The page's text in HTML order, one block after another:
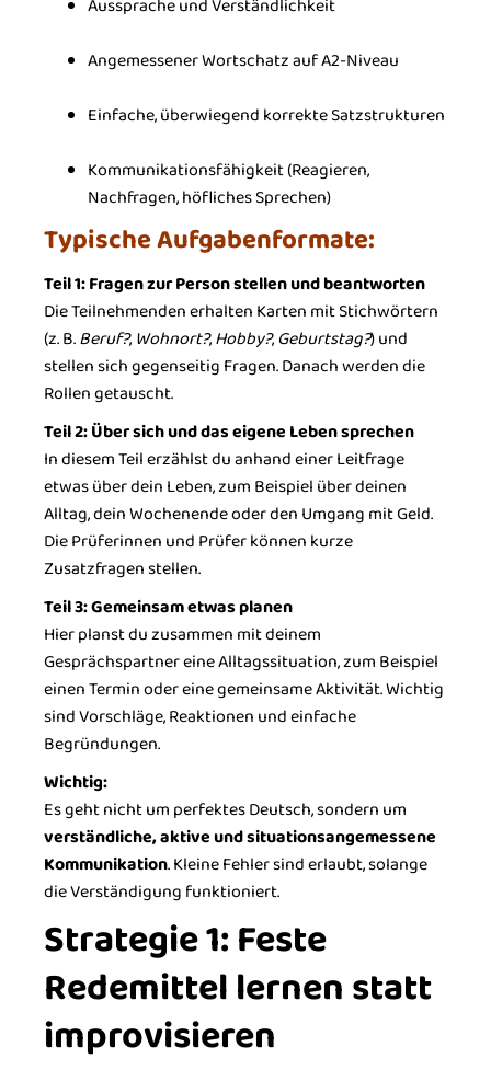
Aussprache und Verständlichkeit
Angemessener Wortschatz auf A2-Niveau
Einfache, überwiegend korrekte Satzstrukturen
Kommunikationsfähigkeit (Reagieren,
Nachfragen, höfliches Sprechen)
Typische Aufgabenformate:
Teil 1: Fragen zur Person stellen und beantworten
Die Teilnehmenden erhalten Karten mit Stichwörtern
(z. B.Beruf?, Wohnort?,Hobby?,Geburtstag?) und
stellen sich gegenseitig Fragen. Danach werden die
Rollen getauscht.
Teil 2: Über sich und das eigene Leben sprechen
In diesem Teil erzählst du anhand einer Leitfrage
etwas über dein Leben, zum Beispiel über deinen
Alltag, dein Wochenende oder den Umgang mit Geld.
Die Prüferinnen und Prüfer können kurze
Zusatzfragen stellen.
Teil 3: Gemeinsam etwas planen
Hier planst du zusammen mit deinem
Gesprächspartner eine Alltagssituation, zum Beispiel
einen Termin oder eine gemeinsame Aktivität. Wichtig
sind Vorschläge, Reaktionen und einfache
Begründungen.
Wichtig:
Es geht nicht um perfektes Deutsch, sondern um
verständliche, aktive und situationsangemessene
Kommunikation. Kleine Fehler sind erlaubt, solange
die Verständigung funktioniert.
Strategie 1: Feste
Redemittel lernen statt
improvisieren